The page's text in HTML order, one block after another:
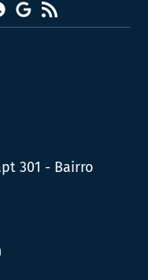
Google
News
RSS
301 - Bairro